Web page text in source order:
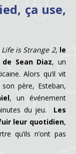
ça use,
Life is Strange 2, le
Sean Diaz, un
Alors qu’il vit
père, Esteban,
, un événement
du jeu.
Les
leur quotidien,
qu’ils n’ont pas